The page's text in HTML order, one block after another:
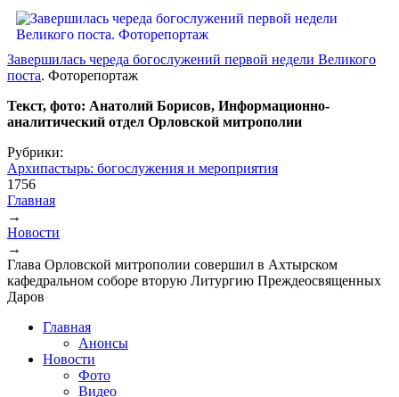
Завершилась череда богослужений первой недели Великого
поста. Фоторепортаж
Текст, фото: Анатолий Борисов, Информационно-
аналитический отдел Орловской митрополии
Рубрики:
Архипастырь: богослужения и мероприятия
1756
Вы здесь
Главная
→
Новости
→
Глава Орловской митрополии совершил в Ахтырском
кафедральном соборе вторую Литургию Преждеосвященных
Даров
Главная
Анонсы
Новости
Фото
Видео